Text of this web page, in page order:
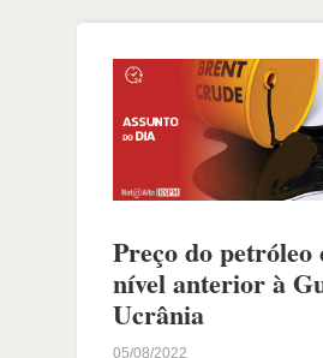
Preço do petróleo
nível anterior à
Ucrânia
05/08/2022